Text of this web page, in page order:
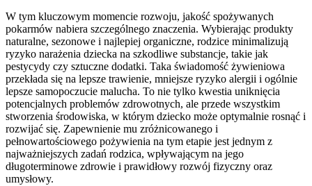
W tym kluczowym momencie rozwoju, jakość spożywanych
pokarmów nabiera szczególnego znaczenia. Wybierając produkty
naturalne, sezonowe i najlepiej organiczne, rodzice minimalizują
ryzyko narażenia dziecka na szkodliwe substancje, takie jak
pestycydy czy sztuczne dodatki. Taka świadomość żywieniowa
przekłada się na lepsze trawienie, mniejsze ryzyko alergii i ogólnie
lepsze samopoczucie malucha. To nie tylko kwestia uniknięcia
potencjalnych problemów zdrowotnych, ale przede wszystkim
stworzenia środowiska, w którym dziecko może optymalnie rosnąć i
rozwijać się. Zapewnienie mu zróżnicowanego i
pełnowartościowego pożywienia na tym etapie jest jednym z
najważniejszych zadań rodzica, wpływającym na jego
długoterminowe zdrowie i prawidłowy rozwój fizyczny oraz
umysłowy.